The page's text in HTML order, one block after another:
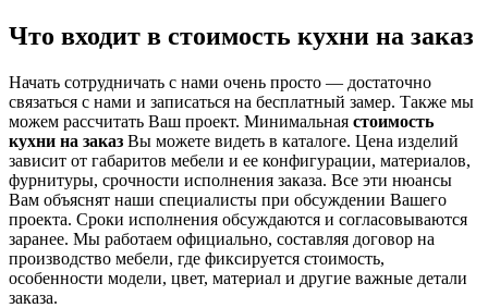
Что входит в стоимость кухни на заказ
Начать сотрудничать с нами очень просто — достаточно
связаться с нами и записаться на бесплатный замер. Также мы
можем рассчитать Ваш проект. Минимальная стоимость
кухни на заказ Вы можете видеть в каталоге. Цена изделий
зависит от габаритов мебели и ее конфигурации, материалов,
фурнитуры, срочности исполнения заказа. Все эти нюансы
Вам объяснят наши специалисты при обсуждении Вашего
проекта. Сроки исполнения обсуждаются и согласовываются
заранее. Мы работаем официально, составляя договор на
производство мебели, где фиксируется стоимость,
особенности модели, цвет, материал и другие важные детали
заказа.